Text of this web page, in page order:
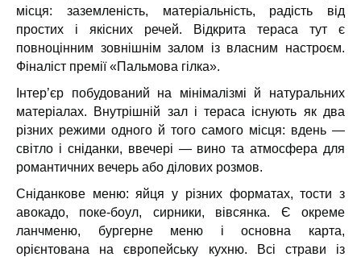
місця: заземленість, матеріальність, радість від
простих і якісних речей. Відкрита тераса тут є
повноцінним зовнішнім залом із власним настроєм.
Фіналіст премії «Пальмова гілка».
Інтер’єр побудований на мінімалізмі й натуральних
матеріалах. Внутрішній зал і тераса існують як два
різних режими одного й того самого місця: вдень —
світло і сніданки, ввечері — вино та атмосфера для
романтичних вечерь або ділових розмов.
Сніданкове меню: яйця у різних форматах, тости з
авокадо, поке-боул, сирники, вівсянка. Є окреме
ланчменю, бургерне меню і основна карта,
орієнтована на європейську кухню. Всі страви із